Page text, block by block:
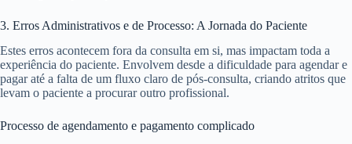
3. Erros Administrativos e de Processo: A Jornada do Paciente
Estes erros acontecem fora da consulta em si, mas impactam toda a
experiência do paciente. Envolvem desde a dificuldade para agendar e
pagar até a falta de um fluxo claro de pós-consulta, criando atritos que
levam o paciente a procurar outro profissional.
Processo de agendamento e pagamento complicado